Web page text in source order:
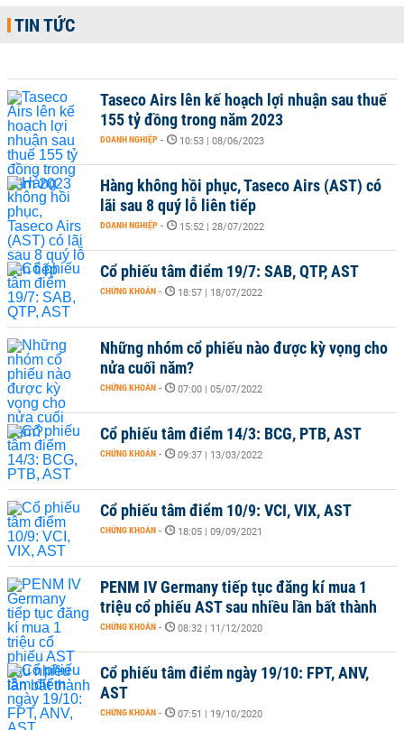
TIN TỨC
Taseco Airs lên kế hoạch lợi nhuận sau thuế
155 tỷ đồng trong năm 2023
DOANH NGHIỆP - 10:53 | 08/06/2023
Hàng không hồi phục, Taseco Airs (AST) có
lãi sau 8 quý lỗ liên tiếp
DOANH NGHIỆP - 15:52 | 28/07/2022
Cổ phiếu tâm điểm 19/7: SAB, QTP, AST
CHỨNG KHOÁN - 18:57 | 18/07/2022
Những nhóm cổ phiếu nào được kỳ vọng cho
nửa cuối năm?
CHỨNG KHOÁN - 07:00 | 05/07/2022
Cổ phiếu tâm điểm 14/3: BCG, PTB, AST
CHỨNG KHOÁN - 09:37 | 13/03/2022
Cổ phiếu tâm điểm 10/9: VCI, VIX, AST
CHỨNG KHOÁN - 18:05 | 09/09/2021
PENM IV Germany tiếp tục đăng kí mua 1
triệu cổ phiếu AST sau nhiều lần bất thành
CHỨNG KHOÁN - 08:32 | 11/12/2020
Cổ phiếu tâm điểm ngày 19/10: FPT, ANV,
AST
CHỨNG KHOÁN - 07:51 | 19/10/2020